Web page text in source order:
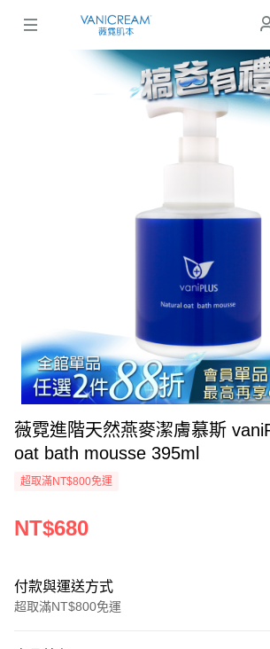
薇霓進階天然燕麥潔膚慕斯
oat bath mousse 395ml
超取滿NT$800免運
NT$680
付款與運送方式
超取滿NT$800免運